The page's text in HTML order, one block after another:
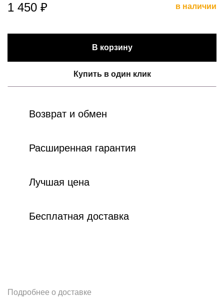
1 450 ₽ в наличии
В корзину
Купить в один клик
Возврат и обмен
Расширенная гарантия
Лучшая цена
Бесплатная доставка
Подробнее о доставке